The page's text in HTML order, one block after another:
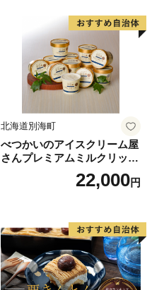
北海道別海町
べつかいのアイスクリーム屋
さんプレミアムミルクリッチ
12個（AP-01）（ 北海道アイ
ス 北海道産アイス アイス ア
道産アイス 道産アイスクリ
ーム ギフト 詰合せ 詰め合わ
せ ふるさと納税 ）
22,000円